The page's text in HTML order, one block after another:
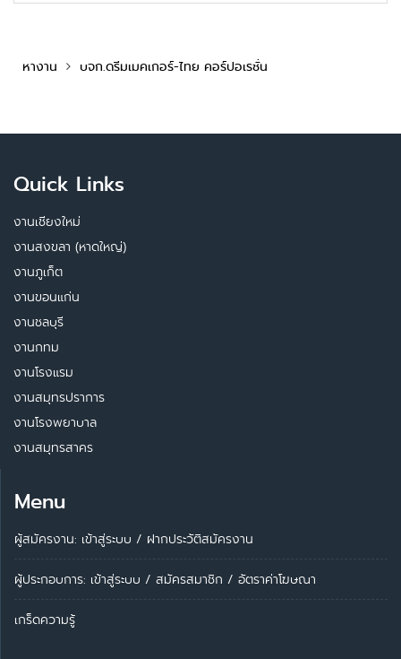
หางาน บจก.ดรีมเมคเกอร์-ไทย คอร์ปอเรชั่น
Quick Links
งานเชียงใหม่
งานสงขลา (หาดใหญ่)
งานภูเก็ต
งานขอนแก่น
งานชลบุรี
งานกทม
งานโรงแรม
งานสมุทรปราการ
งานโรงพยาบาล
งานสมุทรสาคร
Menu
ผู้สมัครงาน: เข้าสู่ระบบ / ฝากประวัติสมัครงาน
ผู้ประกอบการ: เข้าสู่ระบบ / สมัครสมาชิก / อัตราค่าโฆษณา
เกร็ดความรู้